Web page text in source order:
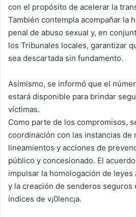
con el propósito de acelerar la
También contempla acompañar la
penal de abuso sexual y, en
los Tribunales locales, garantizar
sea descartada sin fundamento.
Asimismo, se informó que el
estará disponible para brindar
víctimas.
Como parte de los compromisos,
coordinación con las instancias de
lineamientos y acciones de
público y concesionado. El
impulsar la homologación de leyes
y la creación de senderos seguros
índices de v¡0lenc¡a.